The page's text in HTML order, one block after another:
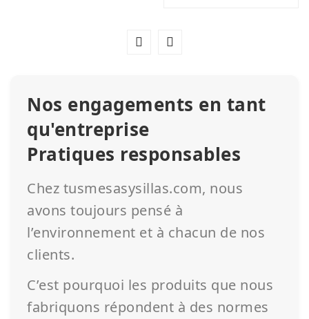
Nos engagements en tant
qu'entreprise
Pratiques responsables
Chez tusmesasysillas.com, nous
avons toujours pensé à
l’environnement et à chacun de nos
clients.
C’est pourquoi les produits que nous
fabriquons répondent à des normes